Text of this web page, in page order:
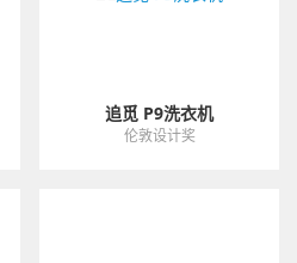
追觅 P9洗衣机
伦敦设计奖